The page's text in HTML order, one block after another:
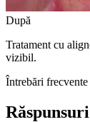
După
Tratament cu
vizibil.
Întrebări frecvente
Răspunsuri